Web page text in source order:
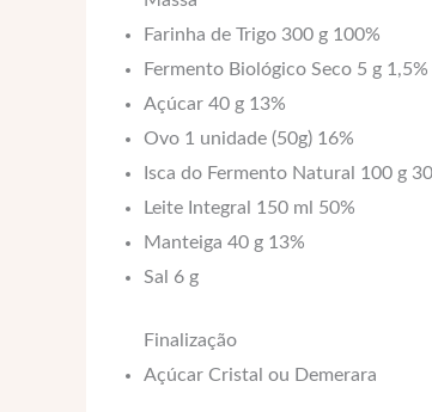
Farinha de Trigo 300 g 100%
Fermento Biológico Seco 5 g 1,5%
Açúcar 40 g 13%
Ovo 1 unidade (50g) 16%
Isca do Fermento Natural 100 g
Leite Integral 150 ml 50%
Manteiga 40 g 13%
Sal 6 g
Finalização
Açúcar Cristal ou Demerara